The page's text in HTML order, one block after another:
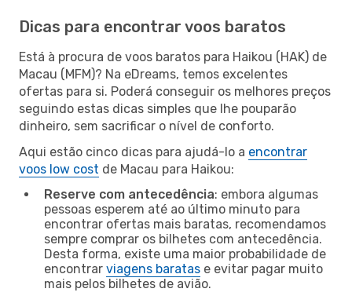
Dicas para encontrar voos baratos
Está à procura de voos baratos para Haikou (HAK) de
Macau (MFM)? Na eDreams, temos excelentes
ofertas para si. Poderá conseguir os melhores preços
seguindo estas dicas simples que lhe pouparão
dinheiro, sem sacrificar o nível de conforto.
Aqui estão cinco dicas para ajudá-lo a encontrar
voos low cost de Macau para Haikou:
Reserve com antecedência: embora algumas
pessoas esperem até ao último minuto para
encontrar ofertas mais baratas, recomendamos
sempre comprar os bilhetes com antecedência.
Desta forma, existe uma maior probabilidade de
encontrar viagens baratas e evitar pagar muito
mais pelos bilhetes de avião.